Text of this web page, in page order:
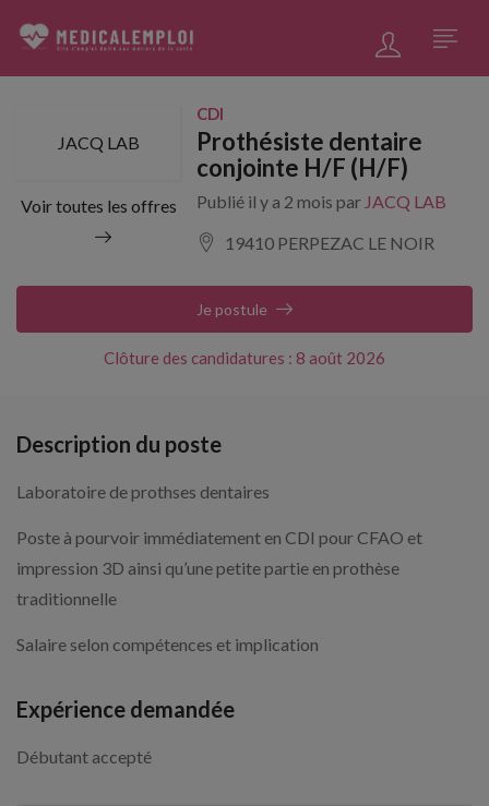
JACQ LAB
Voir toutes les offres
CDI
Prothésiste dentaire
conjointe H/F (H/F)
Publié il y a 2 mois par JACQ LAB
19410 PERPEZAC LE NOIR
Clôture des candidatures : 8 août 2026
Je postule
Description du poste
Laboratoire de prothses dentaires
Poste à pourvoir immédiatement en CDI pour CFAO et
impression 3D ainsi qu’une petite partie en prothèse
traditionnelle
Salaire selon compétences et implication
Expérience demandée
Débutant accepté